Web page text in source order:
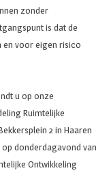
zonder
is dat de
en voor eigen risico
u op onze
Ruimtelijke
2 in Haaren
donderdagavond van
Ontwikkeling